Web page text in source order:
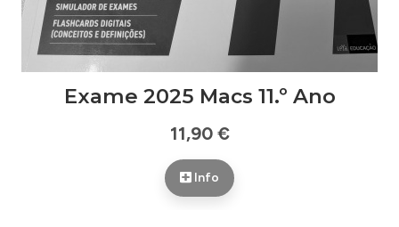
Exame 2025 Macs 11.º Ano
11,90 €
Info